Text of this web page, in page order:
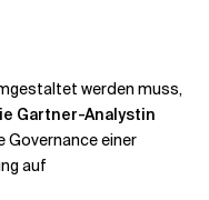
werden muss,
Gartner-Analystin
einer
auf